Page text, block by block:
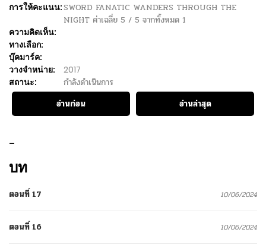
การให้คะแนน:SWORD FANATIC WANDERS THROUGH THE
NIGHT ค่าเฉลี่ย 5 / 5 จากทั้งหมด 1
ความคิดเห็น:
ทางเลือก:
บุ๊คมาร์ค:
วางจำหน่าย:
2017
สถานะ:
กำลังดำเนินการ
อ่านก่อน
อ่านล่าสุด
–
บท
ตอนที่ 17 10/06/2024
ตอนที่ 16 10/06/2024